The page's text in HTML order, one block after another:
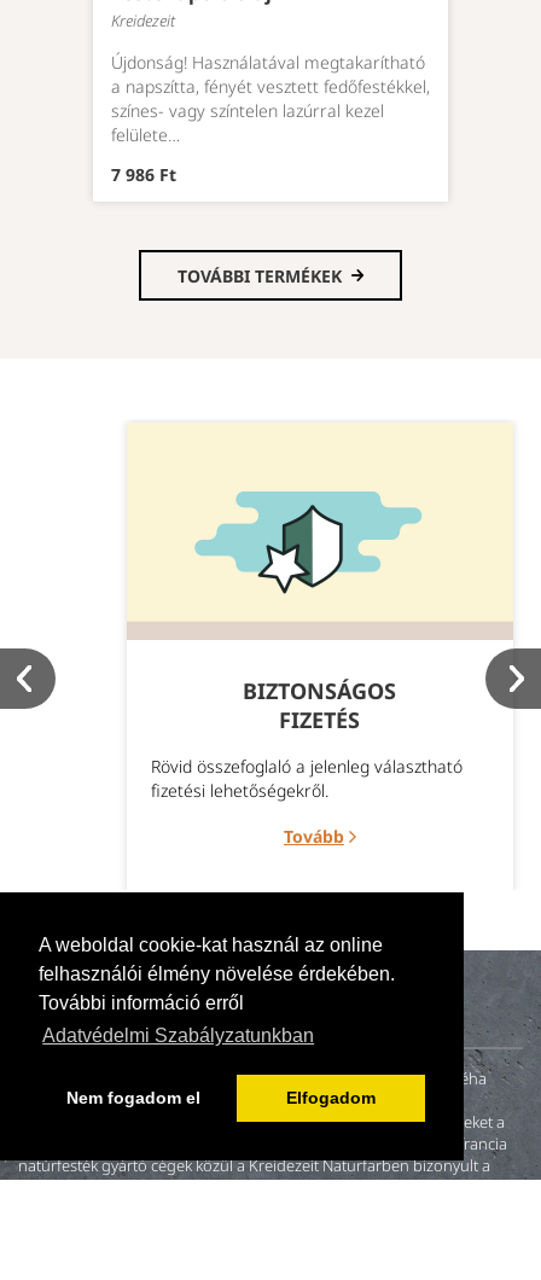
A weboldal cookie-kat használ az online
felhasználói élmény növelése érdekében.
További információ erről
Adatvédelmi Szabályzatunkban
Nem fogadom el Elfogadom
Kreidezeit
Újdonság! Használatával megtakarítható
a napszítta, fényét vesztett fedőfestékkel,
színes- vagy színtelen lazúrral kezel
felülete…
7 986 Ft
TOVÁBBI TERMÉKEK
BIZTONSÁGOS
FIZETÉS
Rövid összefoglaló a jelenleg választható
fizetési lehetőségekről.
Tovább
A naturillo.hu mögött egy kis családi vállalkozás (anya, apa és néha
gyerekek) tevékenykedik. 2000-ben fiatal házasként otthonunk
felújításakor nem találtunk környezetbarát és egészséges festékeket a
magyar piacon. A neten fellelt és megkeresett német, angol és francia
natúrfesték gyártó cégek közül a Kreidezeit Naturfarben bizonyult a
leginkább hitelesnek.